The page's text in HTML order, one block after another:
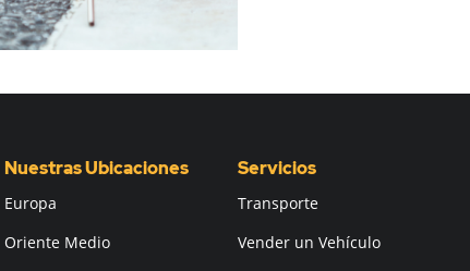
Nuestras Ubicaciones
Europa
Oriente Medio
Servicios
Transporte
Vender un Vehículo